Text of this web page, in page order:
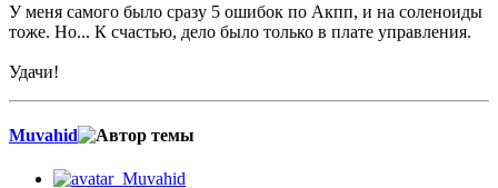
У меня самого было сразу 5 ошибок по Акпп, и на соленоиды
тоже. Но... К счастью, дело было только в плате управления.
Удачи!
Muvahid